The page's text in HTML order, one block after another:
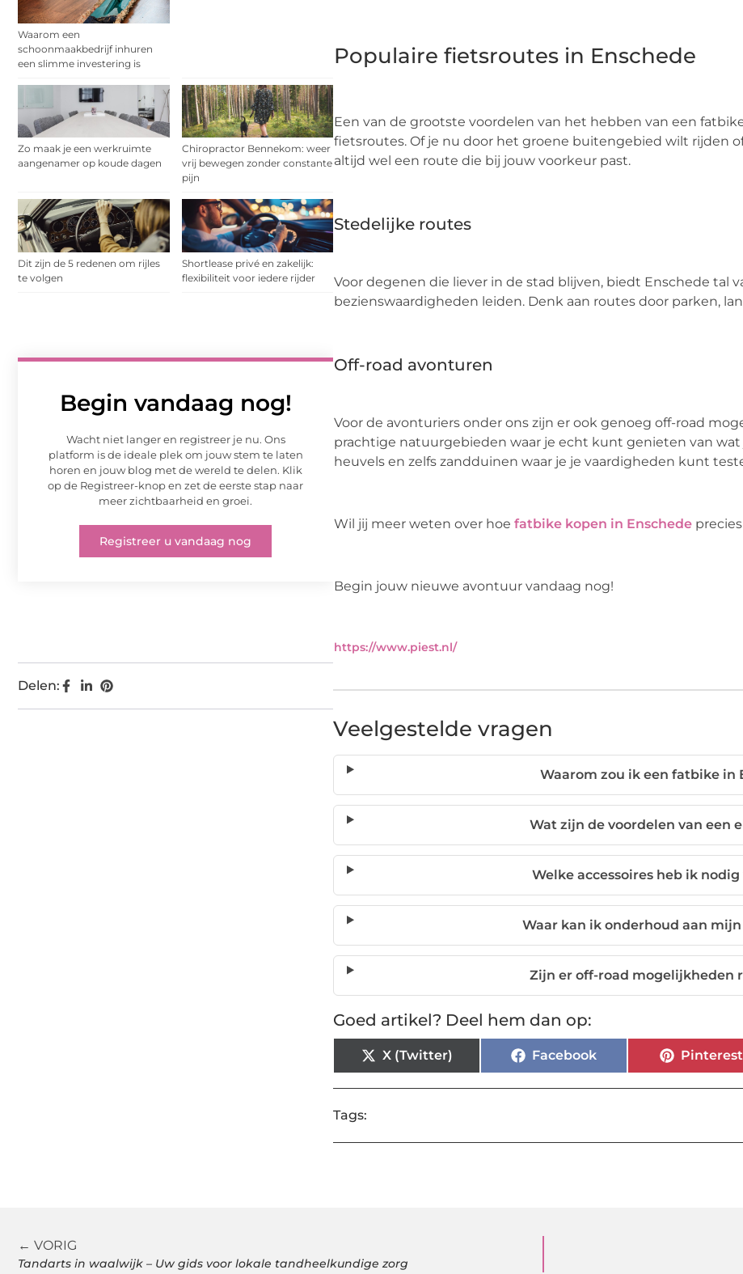
Waarom een
schoonmaakbedrijf inhuren
een slimme investering is
Zo maak je een werkruimte
aangenamer op koude dagen
Chiropractor Bennekom: weer
vrij bewegen zonder constante
pijn
Dit zijn de 5 redenen om rijles
te volgen
Shortlease privé en zakelijk:
flexibiliteit voor iedere rijder
Begin vandaag nog!
Wacht niet langer en registreer je nu. Ons
platform is de ideale plek om jouw stem te laten
horen en jouw blog met de wereld te delen. Klik
op de Registreer-knop en zet de eerste stap naar
meer zichtbaarheid en groei.
Registreer u vandaag nog
Delen:
Populaire fietsroutes in Enschede
Een van de grootste voordelen van het hebben van een
fietsroutes. Of je nu door het groene buitengebied wilt rijden
altijd wel een route die bij jouw voorkeur past.
Stedelijke routes
Voor degenen die liever in de stad blijven, biedt Enschede tal
bezienswaardigheden leiden. Denk aan routes door parken,
Off-road avonturen
Voor de avonturiers onder ons zijn er ook genoeg off-road
prachtige natuurgebieden waar je echt kunt genieten van
heuvels en zelfs zandduinen waar je je vaardigheden kunt
Wil jij meer weten over hoe fatbike kopen in Enschede
Begin jouw nieuwe avontuur vandaag nog!
https://www.piest.nl/
Veelgestelde vragen
Waarom zou ik een fatbike in
Wat zijn de voordelen van een
Welke accessoires heb ik
Waar kan ik onderhoud aan
Zijn er off-road mogelijkheden
Goed artikel? Deel hem dan op:
X (Twitter) Facebook Pinterest
Tags:
← VORIG
Tandarts in waalwijk – Uw gids voor lokale tandheelkundige zorg